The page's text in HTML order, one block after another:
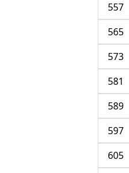
557
565
573
581
589
597
605